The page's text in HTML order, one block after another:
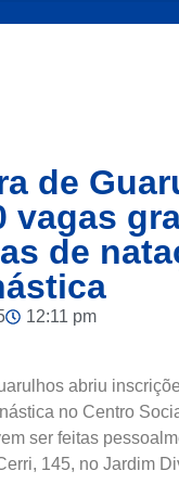
de
vagas
de
12:11 pm
abriu
no Centro
ser feitas
145, no Jardim